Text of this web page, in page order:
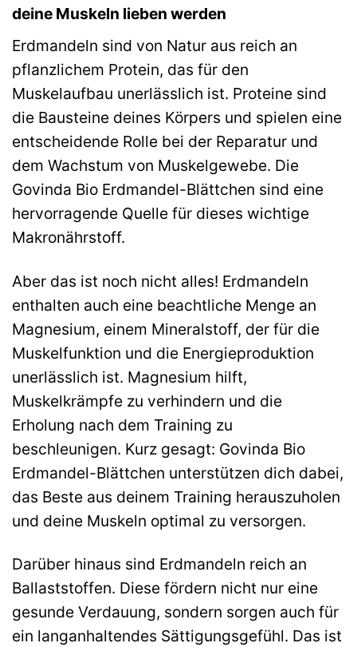
deine Muskeln lieben werden
Erdmandeln sind von Natur aus reich an
pflanzlichem Protein, das für den
Muskelaufbau unerlässlich ist. Proteine sind
die Bausteine deines Körpers und spielen eine
entscheidende Rolle bei der Reparatur und
dem Wachstum von Muskelgewebe. Die
Govinda Bio Erdmandel-Blättchen sind eine
hervorragende Quelle für dieses wichtige
Makronährstoff.
Aber das ist noch nicht alles! Erdmandeln
enthalten auch eine beachtliche Menge an
Magnesium, einem Mineralstoff, der für die
Muskelfunktion und die Energieproduktion
unerlässlich ist. Magnesium hilft,
Muskelkrämpfe zu verhindern und die
Erholung nach dem Training zu
beschleunigen. Kurz gesagt: Govinda Bio
Erdmandel-Blättchen unterstützen dich dabei,
das Beste aus deinem Training herauszuholen
und deine Muskeln optimal zu versorgen.
Darüber hinaus sind Erdmandeln reich an
Ballaststoffen. Diese fördern nicht nur eine
gesunde Verdauung, sondern sorgen auch für
ein langanhaltendes Sättigungsgefühl. Das ist